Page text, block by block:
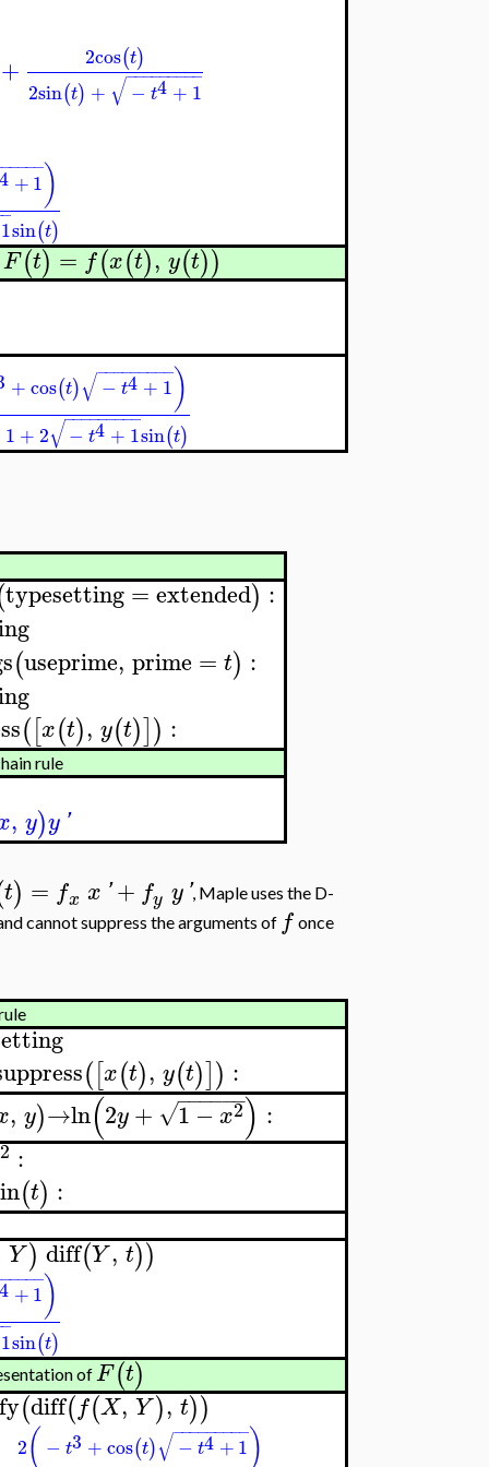
+ 2cos(t)
2sin(t) + − t4 + 1
− −
−−−−−−−
√
+1
−
−−−− )
1
−
sin(t)
F(t) = f(x(t), y(t))
+cos(t) − t4 + 1
− −
−−−−−−−
√ )
1 + 2 − t4+ 1
− −
−−−−−−−
√ sin(t)
typesetting=extended) :
(useprime, prime = t) :
([x(t), y(t)]) :
rule
, y)y '
t) = fx x '+ fy y ', Maple uses the D-
and cannot suppress the arguments of f once
([x(t), y(t)]) :
, y)→ln(2y+ 1−x2
− −
−−−−
√ ) :
2 :
(t) :
Y) diff(Y, t))
+1
−
−−−− )
1
−
sin(t)
ofF(t)
(diff(f(X, Y), t))
2( − t3 +cos(t) − t4 +1
− −
−−−−−−−
√ )